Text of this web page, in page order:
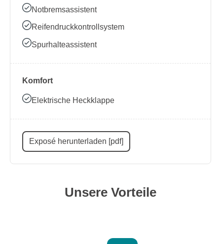
Notbremsassistent
Reifendruckkontrollsystem
Spurhalteassistent
Komfort
Elektrische Heckklappe
Exposé herunterladen [pdf]
Unsere Vorteile